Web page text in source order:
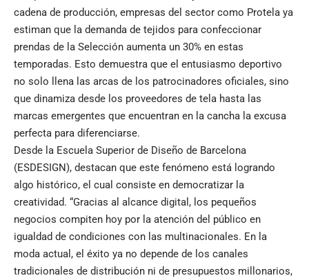
cadena de producción, empresas del sector como Protela ya
estiman que la demanda de tejidos para confeccionar
prendas de la Selección aumenta un 30% en estas
temporadas. Esto demuestra que el entusiasmo deportivo
no solo llena las arcas de los patrocinadores oficiales, sino
que dinamiza desde los proveedores de tela hasta las
marcas emergentes que encuentran en la cancha la excusa
perfecta para diferenciarse.
Desde la Escuela Superior de Diseño de Barcelona
(ESDESIGN), destacan que este fenómeno está logrando
algo histórico, el cual consiste en democratizar la
creatividad. “Gracias al alcance digital, los pequeños
negocios compiten hoy por la atención del público en
igualdad de condiciones con las multinacionales. En la
moda actual, el éxito ya no depende de los canales
tradicionales de distribución ni de presupuestos millonarios,